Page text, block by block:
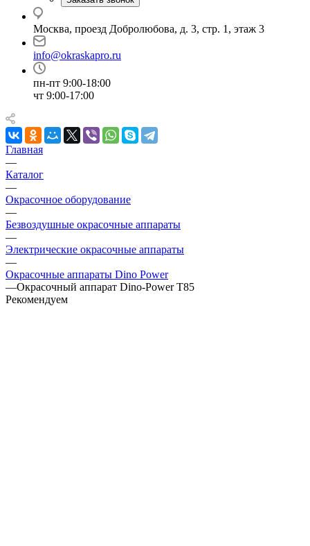
Москва, проезд Добролюбова, д. 3, стр. 1, этаж 3
info@okraskapro.ru
пн-пт 9:00-18:00
чт 9:00-17:00
Главная
—
Каталог
—
Окрасочное оборудование
—
Безвоздушные окрасочные аппараты
—
Электрические окрасочные аппараты
—
Окрасочные аппараты Dino Power
—Окрасочный аппарат Dino-Power T85
Рекомендуем